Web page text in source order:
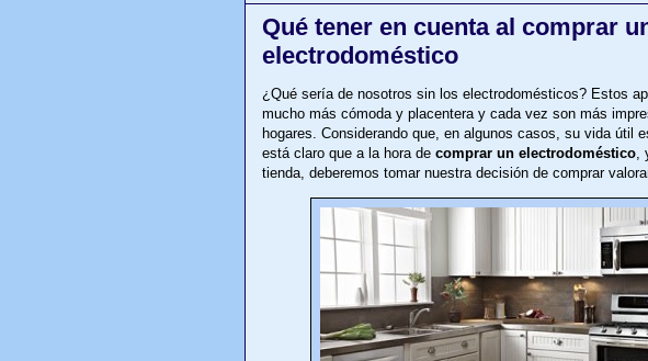
Qué tener en cuenta al comprar
electrodoméstico
¿Qué sería de nosotros sin los electrodomésticos? Estos
mucho más cómoda y placentera y cada vez son más
hogares. Considerando que, en algunos casos, su vida útil
está claro que a la hora de comprar un electrodoméstico,
tienda, deberemos tomar nuestra decisión de comprar